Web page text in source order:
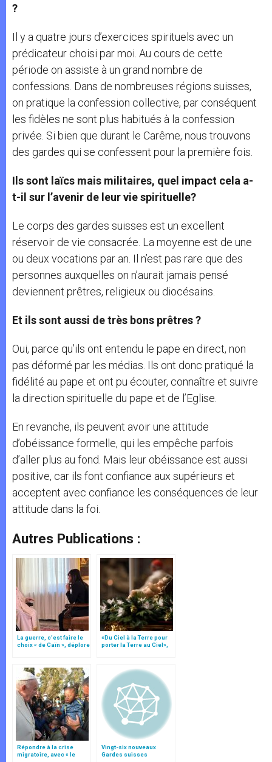
?
Il y a quatre jours d’exercices spirituels avec un
prédicateur choisi par moi. Au cours de cette
période on assiste à un grand nombre de
confessions. Dans de nombreuses régions suisses,
on pratique la confession collective, par conséquent
les fidèles ne sont plus habitués à la confession
privée. Si bien que durant le Carême, nous trouvons
des gardes qui se confessent pour la première fois.
Ils sont laïcs mais militaires, quel impact cela a-
t-il sur l’avenir de leur vie spirituelle?
Le corps des gardes suisses est un excellent
réservoir de vie consacrée. La moyenne est de une
ou deux vocations par an. Il n’est pas rare que des
personnes auxquelles on n’aurait jamais pensé
deviennent prêtres, religieux ou diocésains.
Et ils sont aussi de très bons prêtres ?
Oui, parce qu’ils ont entendu le pape en direct, non
pas déformé par les médias. Ils ont donc pratiqué la
fidélité au pape et ont pu écouter, connaître et suivre
la direction spirituelle du pape et de l’Eglise.
En revanche, ils peuvent avoir une attitude
d’obéissance formelle, qui les empêche parfois
d’aller plus au fond. Mais leur obéissance est aussi
positive, car ils font confiance aux supérieurs et
acceptent avec confiance les conséquences de leur
attitude dans la foi.
Autres Publications :
La guerre, c’est faire le
choix « de Caïn », déplore
«Du Ciel à la Terre pour
porter la Terre au Ciel»,
Répondre à la crise
migratoire, avec « le
Vingt-six nouveaux
Gardes suisses